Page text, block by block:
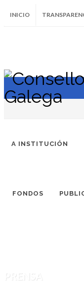
INICIO
A INSTITUCIÓN
FONDOS
PRENSA